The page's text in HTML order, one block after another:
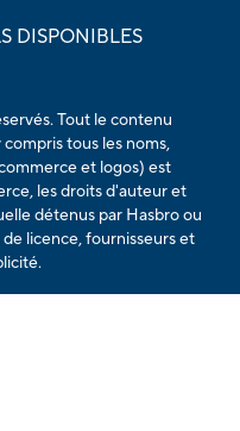
DISPONIBLES
Tout le contenu
tous les noms,
et logos) est
les droits d'auteur et
détenus par Hasbro ou
licence, fournisseurs et